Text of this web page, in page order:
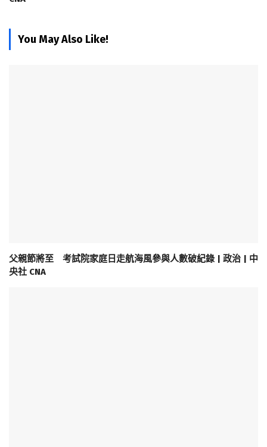
You May Also Like!
父親節將至 考試院家庭日走航海風參與人數破紀錄 | 政治 | 中
央社 CNA